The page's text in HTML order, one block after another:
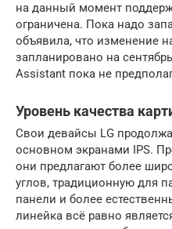
на данный момент
ограничена. Пока надо
объявила, что изменение
запланировано на
Assistant пока не
Уровень качества
Свои девайсы LG
основном экранами IPS.
они предлагают более
углов, традиционную для
панели и более
линейка всё равно